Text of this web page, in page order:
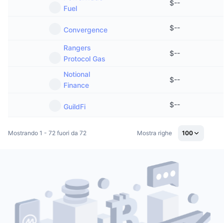
Fuel
$--
Convergence $--
Rangers
Protocol Gas
$--
Notional
Finance
$--
GuildFi $--
Mostrando 1 - 72 fuori da 72 Mostra righe 100